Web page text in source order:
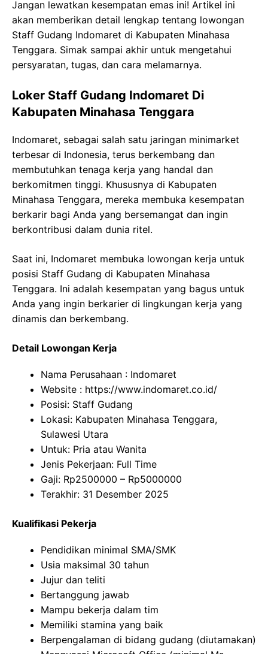
Jangan lewatkan kesempatan emas ini! Artikel ini
akan memberikan detail lengkap tentang lowongan
Staff Gudang Indomaret di Kabupaten Minahasa
Tenggara. Simak sampai akhir untuk mengetahui
persyaratan, tugas, dan cara melamarnya.
Loker Staff Gudang Indomaret Di
Kabupaten Minahasa Tenggara
Indomaret, sebagai salah satu jaringan minimarket
terbesar di Indonesia, terus berkembang dan
membutuhkan tenaga kerja yang handal dan
berkomitmen tinggi. Khususnya di Kabupaten
Minahasa Tenggara, mereka membuka kesempatan
berkarir bagi Anda yang bersemangat dan ingin
berkontribusi dalam dunia ritel.
Saat ini, Indomaret membuka lowongan kerja untuk
posisi Staff Gudang di Kabupaten Minahasa
Tenggara. Ini adalah kesempatan yang bagus untuk
Anda yang ingin berkarier di lingkungan kerja yang
dinamis dan berkembang.
Detail Lowongan Kerja
Nama Perusahaan : Indomaret
Website : https://www.indomaret.co.id/
Posisi: Staff Gudang
Lokasi: Kabupaten Minahasa Tenggara,
Sulawesi Utara
Untuk: Pria atau Wanita
Jenis Pekerjaan: Full Time
Gaji: Rp2500000 – Rp5000000
Terakhir: 31 Desember 2025
Kualifikasi Pekerja
Pendidikan minimal SMA/SMK
Usia maksimal 30 tahun
Jujur dan teliti
Bertanggung jawab
Mampu bekerja dalam tim
Memiliki stamina yang baik
Berpengalaman di bidang gudang (diutamakan)